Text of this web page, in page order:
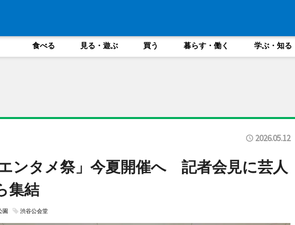
食べる 見る・遊ぶ 買う 暮らす・働く 学ぶ・知る
2026.05.12
エンタメ祭」今夏開催へ 記者会見に芸人
集結
園 渋谷公会堂